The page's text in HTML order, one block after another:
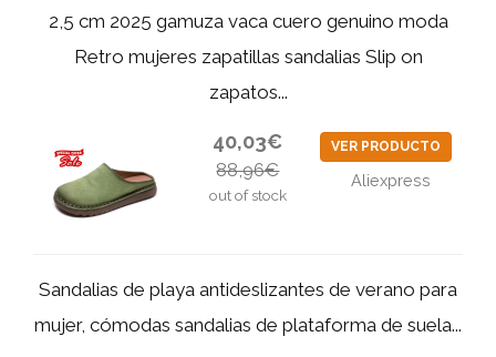
2,5 cm 2025 gamuza vaca cuero genuino moda
Retro mujeres zapatillas sandalias Slip on
zapatos...
40,03€
88,96€
out of stock
VER PRODUCTO
Aliexpress
Sandalias de playa antideslizantes de verano para
mujer, cómodas sandalias de plataforma de suela...